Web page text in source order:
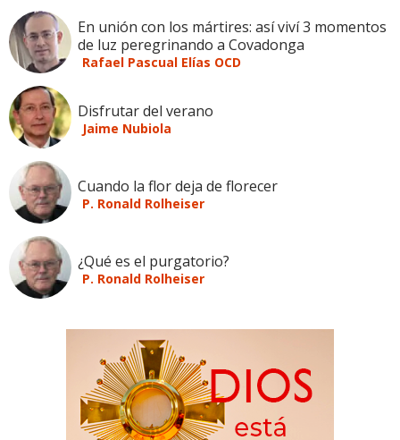
En unión con los mártires: así viví 3 momentos
de luz peregrinando a Covadonga
Rafael Pascual Elías OCD
Disfrutar del verano
Jaime Nubiola
Cuando la flor deja de florecer
P. Ronald Rolheiser
¿Qué es el purgatorio?
P. Ronald Rolheiser